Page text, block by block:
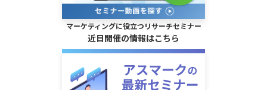
マーケティングに役立つリサーチセミナー
近日開催の情報はこちら